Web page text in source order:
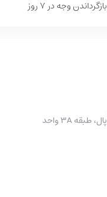
بازگرداندن وجه در ۷ روز
شعبه 2: تهران، سعادت آباد، میدان کتاب، ابتدای بلوار کوهستان، مجتمع تجاری اُپال، طبقه ۳A واحد